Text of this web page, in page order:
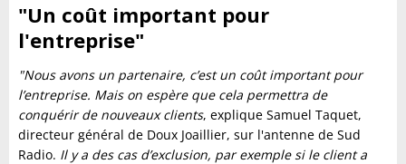
"Un coût important pour
l'entreprise"
"Nous avons un partenaire, c’est un coût important pour
l’entreprise. Mais on espère que cela permettra de
conquérir de nouveaux clients, explique Samuel Taquet,
directeur général de Doux Joaillier, sur l'antenne de Sud
Radio. Il y a des cas d’exclusion, par exemple si le client a